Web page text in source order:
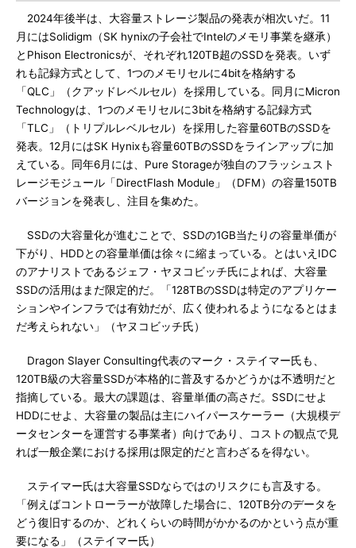
2024年後半は、大容量ストレージ製品の発表が相次いだ。11
月にはSolidigm（SK hynixの子会社でIntelのメモリ事業を継承）
とPhison Electronicsが、それぞれ120TB超のSSDを発表。いず
れも記録方式として、1つのメモリセルに4bitを格納する
「QLC」（クアッドレベルセル）を採用している。同月にMicron
Technologyは、1つのメモリセルに3bitを格納する記録方式
「TLC」（トリプルレベルセル）を採用した容量60TBのSSDを
発表。12月にはSK Hynixも容量60TBのSSDをラインアップに加
えている。同年6月には、Pure Storageが独自のフラッシュスト
レージモジュール「DirectFlash Module」（DFM）の容量150TB
バージョンを発表し、注目を集めた。
SSDの大容量化が進むことで、SSDの1GB当たりの容量単価が
下がり、HDDとの容量単価は徐々に縮まっている。とはいえIDC
のアナリストであるジェフ・ヤヌコビッチ氏によれば、大容量
SSDの活用はまだ限定的だ。「128TBのSSDは特定のアプリケー
ションやインフラでは有効だが、広く使われるようになるとはま
だ考えられない」（ヤヌコビッチ氏）
Dragon Slayer Consulting代表のマーク・ステイマー氏も、
120TB級の大容量SSDが本格的に普及するかどうかは不透明だと
指摘している。最大の課題は、容量単価の高さだ。SSDにせよ
HDDにせよ、大容量の製品は主にハイパースケーラー（大規模デ
ータセンターを運営する事業者）向けであり、コストの観点で見
れば一般企業における採用は限定的だと言わざるを得ない。
ステイマー氏は大容量SSDならではのリスクにも言及する。
「例えばコントローラーが故障した場合に、120TB分のデータを
どう復旧するのか、どれくらいの時間がかかるのかという点が重
要になる」（ステイマー氏）